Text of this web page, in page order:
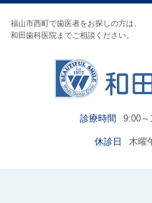
福山市西町で歯医者をお探しの方は、
和田歯科医院までご相談ください。
診療時間 9:00～
休診日 木曜